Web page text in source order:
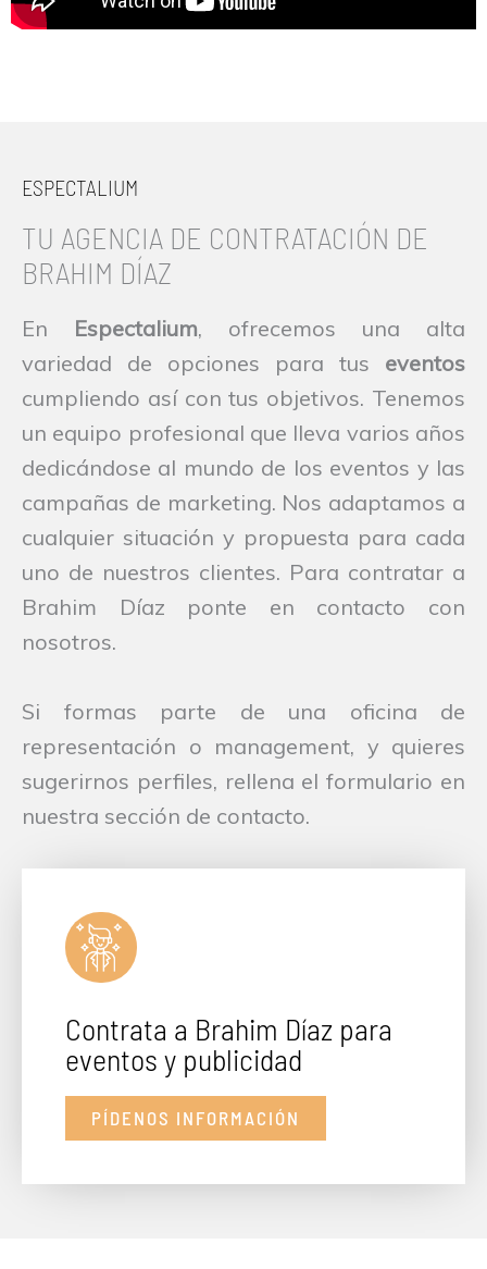
ESPECTALIUM
TU AGENCIA DE CONTRATACIÓN DE
BRAHIM DÍAZ
En Espectalium, ofrecemos una alta
variedad de opciones para tus eventos
cumpliendo así con tus objetivos. Tenemos
un equipo profesional que lleva varios años
dedicándose al mundo de los eventos y las
campañas de marketing. Nos adaptamos a
cualquier situación y propuesta para cada
uno de nuestros clientes. Para contratar a
Brahim Díaz ponte en contacto con
nosotros.
Si formas parte de una oficina de
representación o management, y quieres
sugerirnos perfiles, rellena el formulario en
nuestra sección de contacto.
Contrata a Brahim Díaz para
eventos y publicidad
PÍDENOS INFORMACIÓN